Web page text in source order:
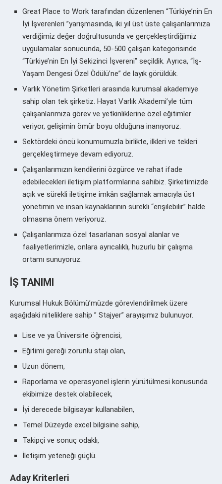
Great Place to Work tarafından düzenlenen “Türkiye’nin En
İyi İşverenleri ”yarışmasında, iki yıl üst üste çalışanlarımıza
verdiğimiz değer doğrultusunda ve gerçekleştirdiğimiz
uygulamalar sonucunda, 50-500 çalışan kategorisinde
“Türkiye’nin En İyi Sekizinci İşvereni” seçildik. Ayrıca, “İş-
Yaşam Dengesi Özel Ödülü’ne” de layık görüldük.
Varlık Yönetim Şirketleri arasında kurumsal akademiye
sahip olan tek şirketiz. Hayat Varlık Akademi’yle tüm
çalışanlarımıza görev ve yetkinliklerine özel eğitimler
veriyor, gelişimin ömür boyu olduğuna inanıyoruz.
Sektördeki öncü konumumuzla birlikte, ilkleri ve tekleri
gerçekleştirmeye devam ediyoruz.
Çalışanlarımızın kendilerini özgürce ve rahat ifade
edebilecekleri iletişim platformlarına sahibiz. Şirketimizde
açık ve sürekli iletişime imkân sağlamak amacıyla üst
yönetimin ve insan kaynaklarının sürekli “erişilebilir” halde
olmasına önem veriyoruz.
Çalışanlarımıza özel tasarlanan sosyal alanlar ve
faaliyetlerimizle, onlara ayrıcalıklı, huzurlu bir çalışma
ortamı sunuyoruz.
İŞ TANIMI
Kurumsal Hukuk Bölümü’müzde görevlendirilmek üzere
aşağıdaki niteliklere sahip ” Stajyer” arayışımız bulunuyor.
Lise ve ya Üniversite öğrencisi,
Eğitimi gereği zorunlu stajı olan,
Uzun dönem,
Raporlama ve operasyonel işlerin yürütülmesi konusunda
ekibimize destek olabilecek,
İyi derecede bilgisayar kullanabilen,
Temel Düzeyde excel bilgisine sahip,
Takipçi ve sonuç odaklı,
İletişim yeteneği güçlü.
Aday Kriterleri